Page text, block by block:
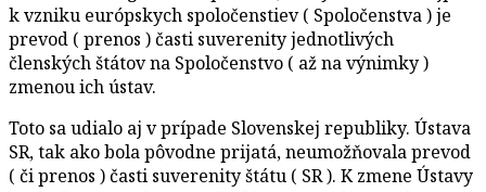
k vzniku európskych spoločenstiev ( Spoločenstva ) je
prevod ( prenos ) časti suverenity jednotlivých
členských štátov na Spoločenstvo ( až na výnimky )
zmenou ich ústav.
Toto sa udialo aj v prípade Slovenskej republiky. Ústava
SR, tak ako bola pôvodne prijatá, neumožňovala prevod
( či prenos ) časti suverenity štátu ( SR ). K zmene Ústavy